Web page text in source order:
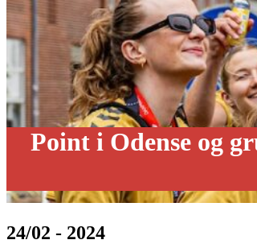
Point i Odense og
24/02 - 2024